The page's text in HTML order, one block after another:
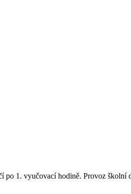
1. vyučovací hodině. Provoz školní